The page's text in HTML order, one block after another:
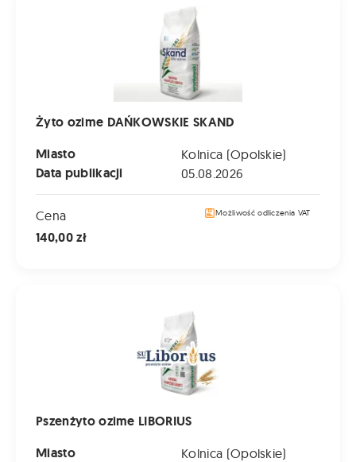
Żyto ozime DAŃKOWSKIE SKAND
Miasto
Kolnica (Opolskie)
Data publikacji 05.08.2026
Cena
140,00 zł
Możliwość odliczenia VAT
Pszenżyto ozime LIBORIUS
Miasto
Kolnica (Opolskie)